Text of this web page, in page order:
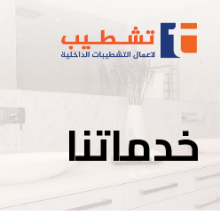
خدماتنا